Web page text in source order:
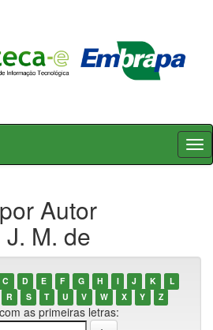
Autor
J. M. de
C D E F G H I J K
L
R S T U V W X Y Z
as primeiras letras: